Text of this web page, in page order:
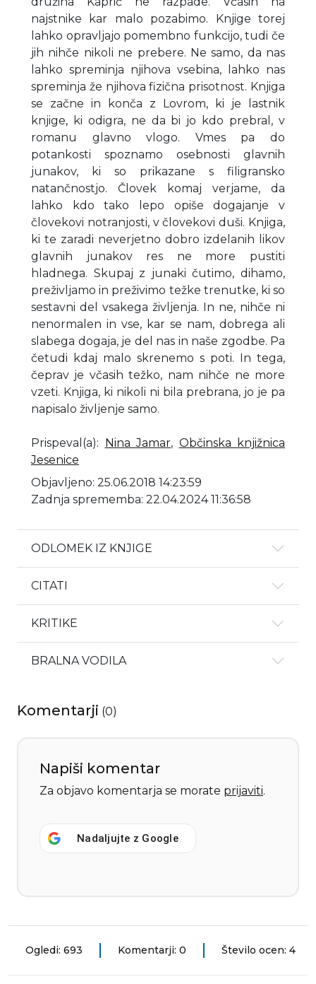
najstnike kar malo pozabimo. Knjige torej
lahko opravljajo pomembno funkcijo, tudi če
jih nihče nikoli ne prebere. Ne samo, da nas
lahko spreminja njihova vsebina, lahko nas
spreminja že njihova fizična prisotnost. Knjiga
se začne in konča z Lovrom, ki je lastnik
knjige, ki odigra, ne da bi jo kdo prebral, v
romanu glavno vlogo. Vmes pa do
potankosti spoznamo osebnosti glavnih
junakov, ki so prikazane s filigransko
natančnostjo. Človek komaj verjame, da
lahko kdo tako lepo opiše dogajanje v
človekovi notranjosti, v človekovi duši. Knjiga,
ki te zaradi neverjetno dobro izdelanih likov
glavnih junakov res ne more pustiti
hladnega. Skupaj z junaki čutimo, dihamo,
preživljamo in preživimo težke trenutke, ki so
sestavni del vsakega življenja. In ne, nihče ni
nenormalen in vse, kar se nam, dobrega ali
slabega dogaja, je del nas in naše zgodbe. Pa
četudi kdaj malo skrenemo s poti. In tega,
čeprav je včasih težko, nam nihče ne more
vzeti. Knjiga, ki nikoli ni bila prebrana, jo je pa
napisalo življenje samo.
Prispeval(a): Nina Jamar, Občinska knjižnica
Jesenice
Objavljeno: 25.06.2018 14:23:59
Zadnja sprememba: 22.04.2024 11:36:58
ODLOMEK IZ KNJIGE
CITATI
KRITIKE
BRALNA VODILA
Komentarji (0)
Napiši komentar
Za objavo komentarja se morate prijaviti.
Nadaljujte z Google
Ogledi: 693 Komentarji: 0 Število ocen: 4